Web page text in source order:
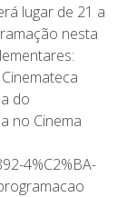
lugar de 21 a
nesta
do
no Cinema
4%C2%BA-